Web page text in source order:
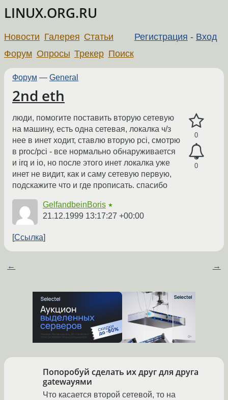
LINUX.ORG.RU
Регистрация - Вход
Новости Галерея Статьи
Форум Опросы Трекер Поиск
Форум — General
2nd eth
0
0
люди, помогите поставить вторую сетевую
на машину, есть одна сетевая, локалка ч/з
нее в инет ходит, ставлю вторую pci, смотрю
в proc/pci - все нормально обнаруживается
и irq и io, но после этого инет локалка уже
инет не видит, как и саму сетевую первую,
подскажите что и где прописать. спасибо
GelfandbeinBoris ★
21.12.1999 13:17:27 +00:00
Ссылка
← →
Попоробуй сделать их друг для друга
gatewayями
Что касается второй сетевой, то на